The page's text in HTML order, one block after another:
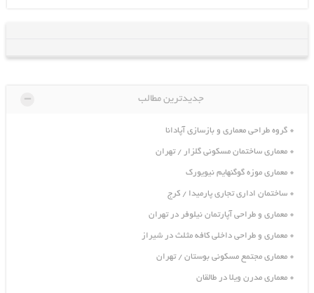
جدیدترین مطالب -
گروه طراحی معماری و بازسازی آپادانا
معماری ساختمان مسکونی گلزار / تهران
معماری موزه گوگنهایم نیویورک
ساختمان اداری تجاری پارمیدا / کرج
معماری و طراحی آپارتمان نیلوفر در تهران
معماری و طراحی داخلی کافه مثلث در شیراز
معماری مجتمع مسکونی بوستان / تهران
معماری مدرن ویلا در طالقان